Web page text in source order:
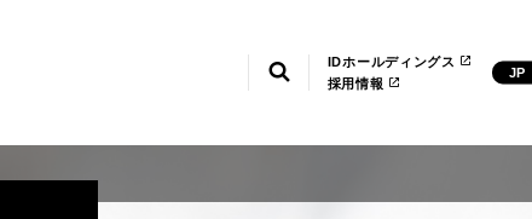
IDホールディングス
採用情報
JP
検索
電子公告